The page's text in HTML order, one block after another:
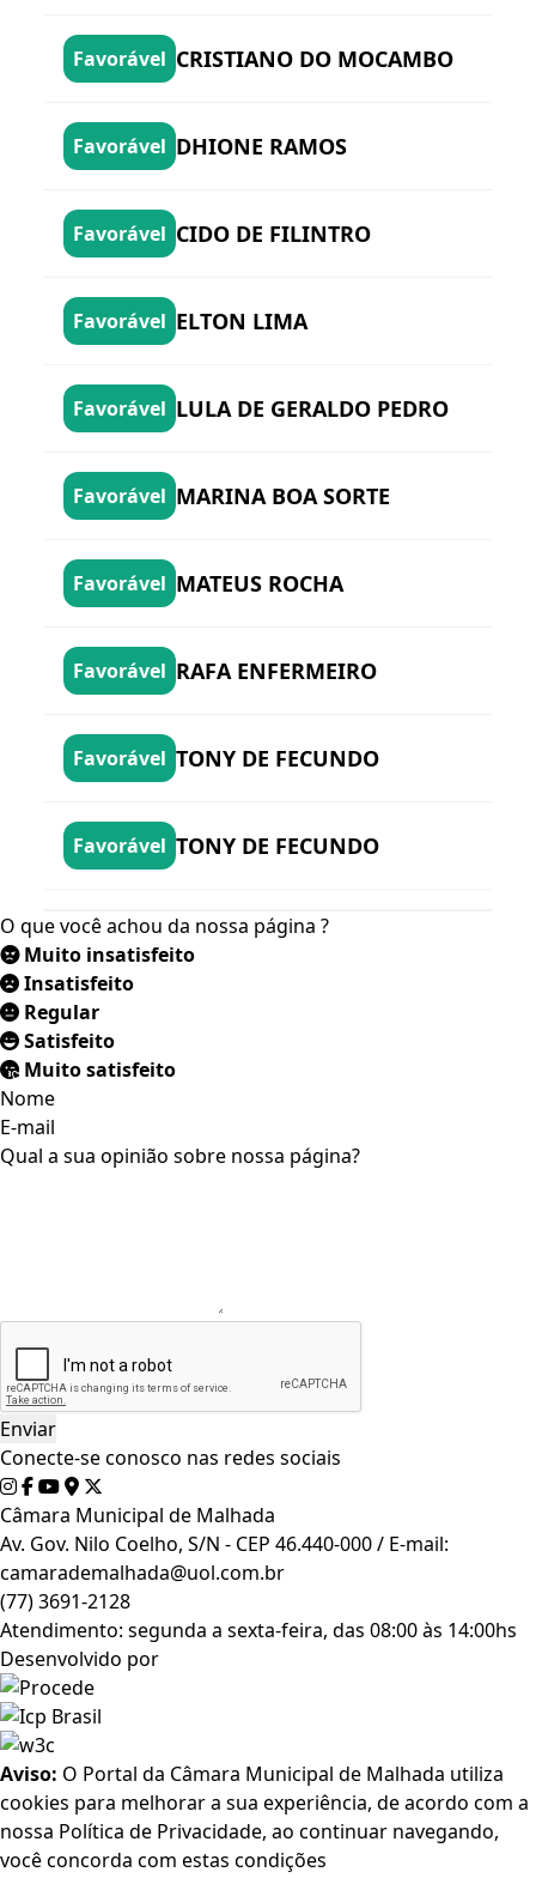
Favorável CRISTIANO DO MOCAMBO
Favorável DHIONE RAMOS
Favorável CIDO DE FILINTRO
Favorável ELTON LIMA
Favorável LULA DE GERALDO PEDRO
Favorável MARINA BOA SORTE
Favorável MATEUS ROCHA
Favorável RAFA ENFERMEIRO
Favorável TONY DE FECUNDO
Favorável TONY DE FECUNDO
O que você achou da nossa página ?
Muito insatisfeito
Insatisfeito
Regular
Satisfeito
Muito satisfeito
Nome
E-mail
Qual a sua opinião sobre nossa página?
Conecte-se conosco nas redes sociais
Câmara Municipal de Malhada
Av. Gov. Nilo Coelho, S/N - CEP 46.440-000 / E-mail:
camarademalhada@uol.com.br
(77) 3691-2128
Atendimento: segunda a sexta-feira, das 08:00 às 14:00hs
Desenvolvido por
Aviso: O Portal da Câmara Municipal de Malhada utiliza
cookies para melhorar a sua experiência, de acordo com a
nossa Política de Privacidade, ao continuar navegando,
você concorda com estas condições